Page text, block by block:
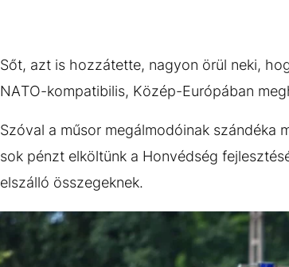
Sőt, azt is hozzátette, nagyon örül neki,
NATO-kompatibilis, Közép-Európában
Szóval a műsor megálmodóinak szándéka
sok pénzt elköltünk a Honvédség
elszálló összegeknek.